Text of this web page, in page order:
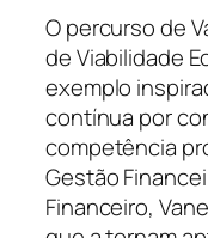
O percurso de
de Viabilidade
exemplo
contínua por
competência
Gestão
Financeiro,